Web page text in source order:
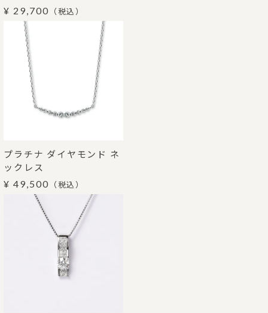
¥ 29,700 （税込）
プラチナ ダイヤモンド ネ
ックレス
¥ 49,500 （税込）